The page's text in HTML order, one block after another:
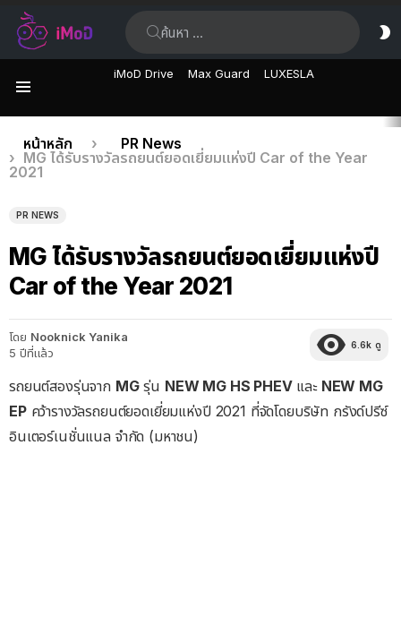
iMoD Drive Max Guard LUXESLA
เรื่อง
ล่าสุด
คุณอยู่ที่นี่:
หน้าหลัก
PR News
MG ได้รับรางวัลรถยนต์ยอดเยี่ยมแห่งปี Car of the Year
2021
PR NEWS
MG ได้รับรางวัลรถยนต์ยอดเยี่ยมแห่งปี
Car of the Year 2021
โดย Nooknick Yanika
5 ปีที่แล้ว
6.6k ดู
รถยนต์สองรุ่นจาก MGรุ่น NEW MG HS PHEVและ NEW MG
EPคว้ารางวัลรถยนต์ยอดเยี่ยมแห่งปี 2021 ที่จัดโดยบริษัท กรังด์ปรีซ์
อินเตอร์เนชั่นแนล จำกัด (มหาชน)